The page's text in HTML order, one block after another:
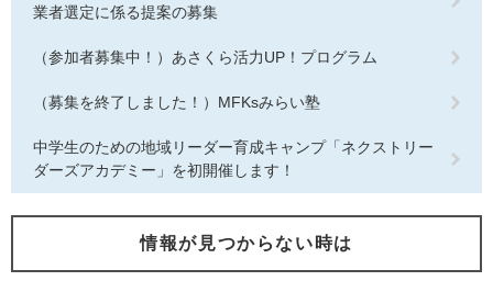
業者選定に係る提案の募集
（参加者募集中！）あさくら活力UP！プログラム
（募集を終了しました！）MFKsみらい塾
中学生のための地域リーダー育成キャンプ「ネクストリー
ダーズアカデミー」を初開催します！
情報が見つからない時は